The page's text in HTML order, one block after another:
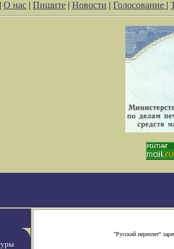
| О нас | Пишите | Новости | Голосование |
"Русский переплет"